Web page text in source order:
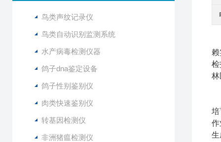
鸟类声纹记录仪
鸟类自动识别监测系统
水产病毒检测仪器
鸽子dna鉴定设备
鸽子性别鉴别仪
肉类快速鉴别仪
转基因检测仪
非洲猪瘟检测仪
检
林
培
作
生